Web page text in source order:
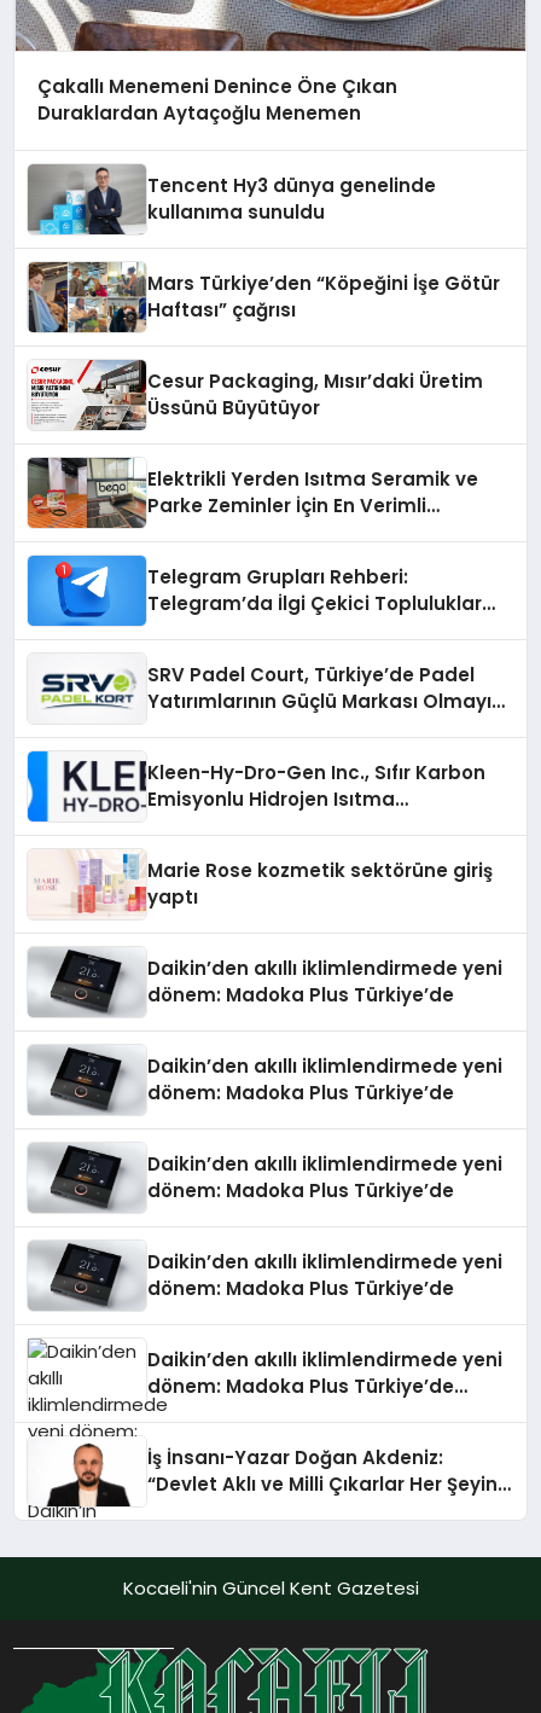
Çakallı Menemeni Denince Öne Çıkan
Duraklardan Aytaçoğlu Menemen
Tencent Hy3 dünya genelinde
kullanıma sunuldu
Mars Türkiye’den “Köpeğini İşe Götür
Haftası” çağrısı
Cesur Packaging, Mısır’daki Üretim
Üssünü Büyütüyor
Elektrikli Yerden Isıtma Seramik ve
Parke Zeminler İçin En Verimli
Telegram Grupları Rehberi:
Telegram’da İlgi Çekici Topluluklar
SRV Padel Court, Türkiye’de Padel
Yatırımlarının Güçlü Markası Olmayı
Kleen-Hy-Dro-Gen Inc., Sıfır Karbon
Emisyonlu Hidrojen Isıtma
Marie Rose kozmetik sektörüne giriş
yaptı
Daikin’den akıllı iklimlendirmede yeni
dönem: Madoka Plus Türkiye’de
Daikin’den akıllı iklimlendirmede yeni
dönem: Madoka Plus Türkiye’de
Daikin’den akıllı iklimlendirmede yeni
dönem: Madoka Plus Türkiye’de
Daikin’den akıllı iklimlendirmede yeni
dönem: Madoka Plus Türkiye’de
Daikin’den akıllı iklimlendirmede yeni
dönem: Madoka Plus Türkiye’de
Daikin’in kullanıcı dostu tasarımıyla
teknolojilerle donatılmış son modeli
VRV kontrol ünitesi Madoka Plus
Türkiye’de satışa sunuldu. Tam
sayesinde iklimlendirme sistemlerinin
verimli hale getiriyor. Enerji
verimliliğini artırırken modern yaşam
alanlarında teknolojiyi estetik ile bulu
İş İnsanı-Yazar Doğan Akdeniz:
“Devlet Aklı ve Milli Çıkarlar Her Şeyin
Kocaeli'nin Güncel Kent Gazetesi